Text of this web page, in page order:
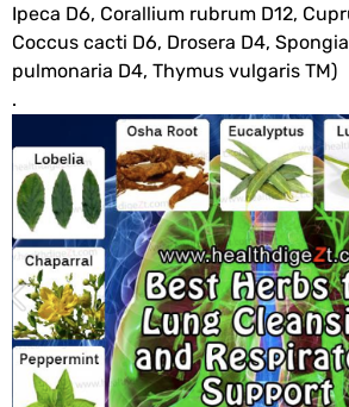
Ipeca D6, Corallium rubrum D12,
Coccus cacti D6, Drosera D4,
pulmonaria D4, Thymus vulgaris TM)
.